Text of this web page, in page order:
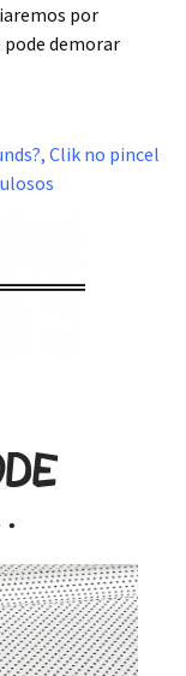
por
demorar
Clik no pincel